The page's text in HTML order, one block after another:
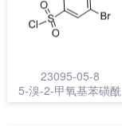
23095-05-8
5-溴-2-甲氧基苯磺酰